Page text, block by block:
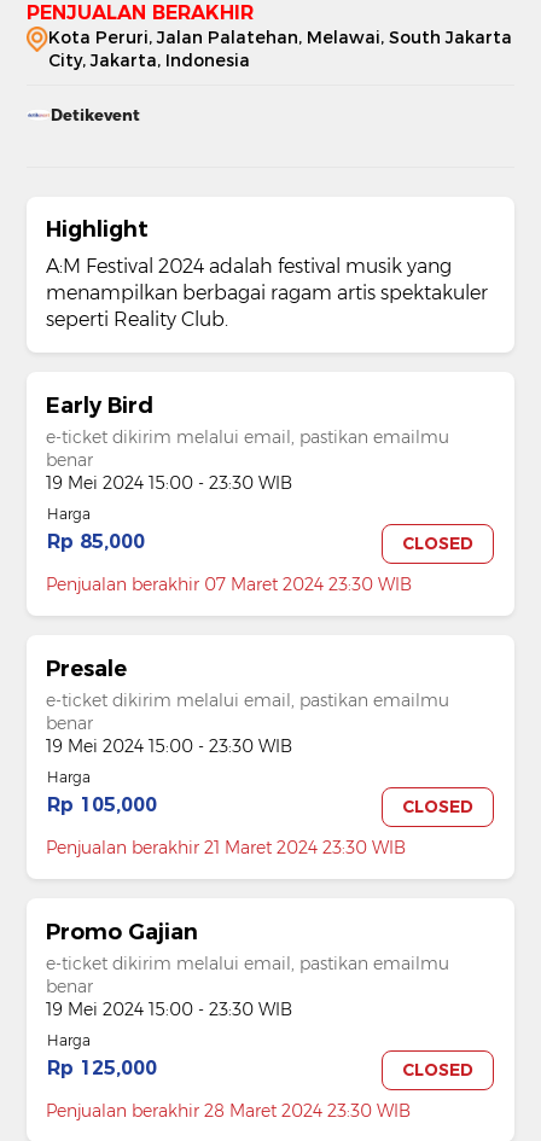
PENJUALAN BERAKHIR
Kota Peruri, Jalan Palatehan, Melawai, South Jakarta
City, Jakarta, Indonesia
Detikevent
Highlight
A:M Festival 2024 adalah festival musik yang
menampilkan berbagai ragam artis spektakuler
seperti Reality Club.
Early Bird
e-ticket dikirim melalui email, pastikan emailmu
benar
19 Mei 2024 15:00 - 23:30 WIB
Harga
Rp 85,000
CLOSED
Penjualan berakhir 07 Maret 2024 23:30 WIB
Presale
e-ticket dikirim melalui email, pastikan emailmu
benar
19 Mei 2024 15:00 - 23:30 WIB
Harga
Rp 105,000
CLOSED
Penjualan berakhir 21 Maret 2024 23:30 WIB
Promo Gajian
e-ticket dikirim melalui email, pastikan emailmu
benar
19 Mei 2024 15:00 - 23:30 WIB
Harga
Rp 125,000
CLOSED
Penjualan berakhir 28 Maret 2024 23:30 WIB